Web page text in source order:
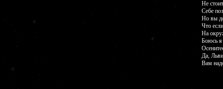
Не
Себе
Но вы
Что
На
Боюсь я
Да,
Вам